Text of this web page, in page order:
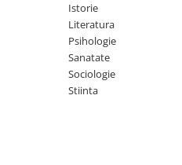
Istorie
Literatura
Psihologie
Sanatate
Sociologie
Stiinta